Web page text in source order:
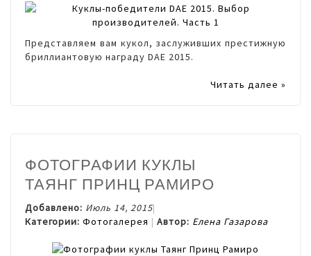
Представляем вам кукол, заслуживших престижную
бриллиантовую награду DAE 2015.
Читать далее »
ФОТОГРАФИИ КУКЛЫ
ТАЯНГ ПРИНЦ РАМИРО
Добавлено: Июль 14, 2015
Категории: Фотогалерея Автор: Елена Газарова